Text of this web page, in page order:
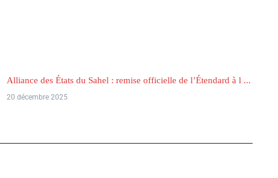
Alliance des États du Sahel : remise officielle de l’Étendard à l ...
20 décembre 2025